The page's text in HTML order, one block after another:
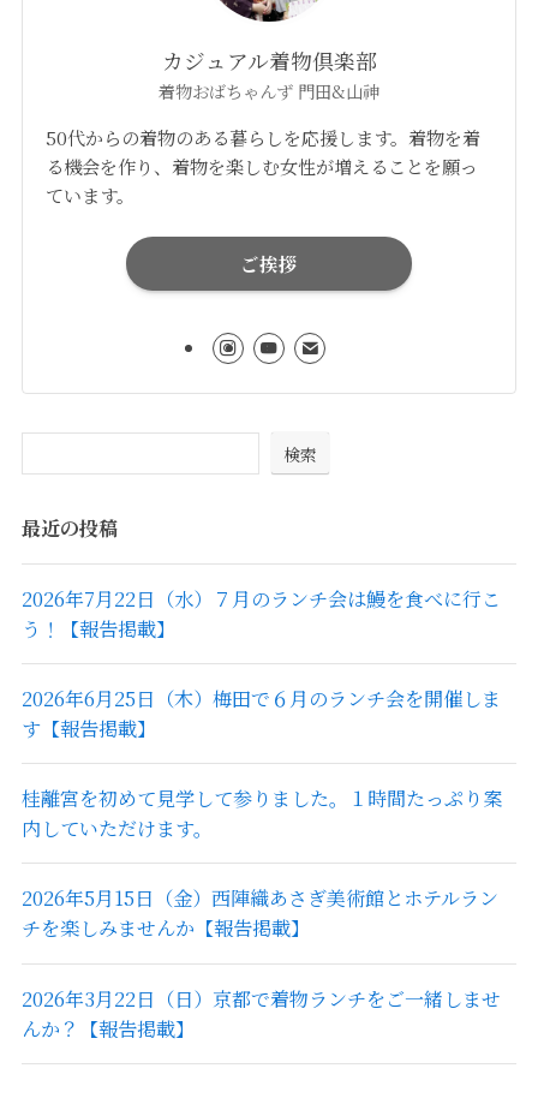
カジュアル着物倶楽部
着物おばちゃんず 門田&山神
50代からの着物のある暮らしを応援します。着物を着
る機会を作り、着物を楽しむ女性が増えることを願っ
ています。
ご挨拶
検索
最近の投稿
2026年7月22日（水）７月のランチ会は鰻を食べに行こ
う！【報告掲載】
2026年6月25日（木）梅田で６月のランチ会を開催しま
す【報告掲載】
桂離宮を初めて見学して参りました。１時間たっぷり案
内していただけます。
2026年5月15日（金）西陣織あさぎ美術館とホテルラン
チを楽しみませんか【報告掲載】
2026年3月22日（日）京都で着物ランチをご一緒しませ
んか？【報告掲載】